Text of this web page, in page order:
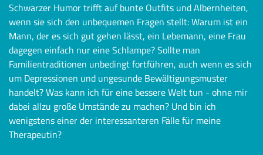
Schwarzer Humor trifft auf bunte Outfits und Albernheiten,
wenn sie sich den unbequemen Fragen stellt: Warum ist ein
Mann, der es sich gut gehen lässt, ein Lebemann, eine Frau
dagegen einfach nur eine Schlampe? Sollte man
Familientraditionen unbedingt fortführen, auch wenn es sich
um Depressionen und ungesunde Bewältigungsmuster
handelt? Was kann ich für eine bessere Welt tun - ohne mir
dabei allzu große Umstände zu machen? Und bin ich
wenigstens einer der interessanteren Fälle für meine
Therapeutin?